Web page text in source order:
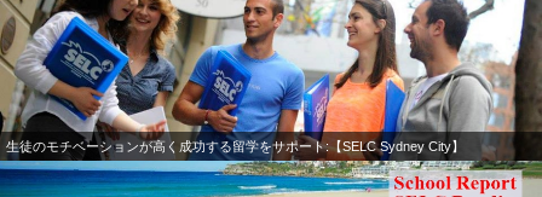
生徒のモチベーションが高く成功する留学をサポート:【SELC Sydney City】